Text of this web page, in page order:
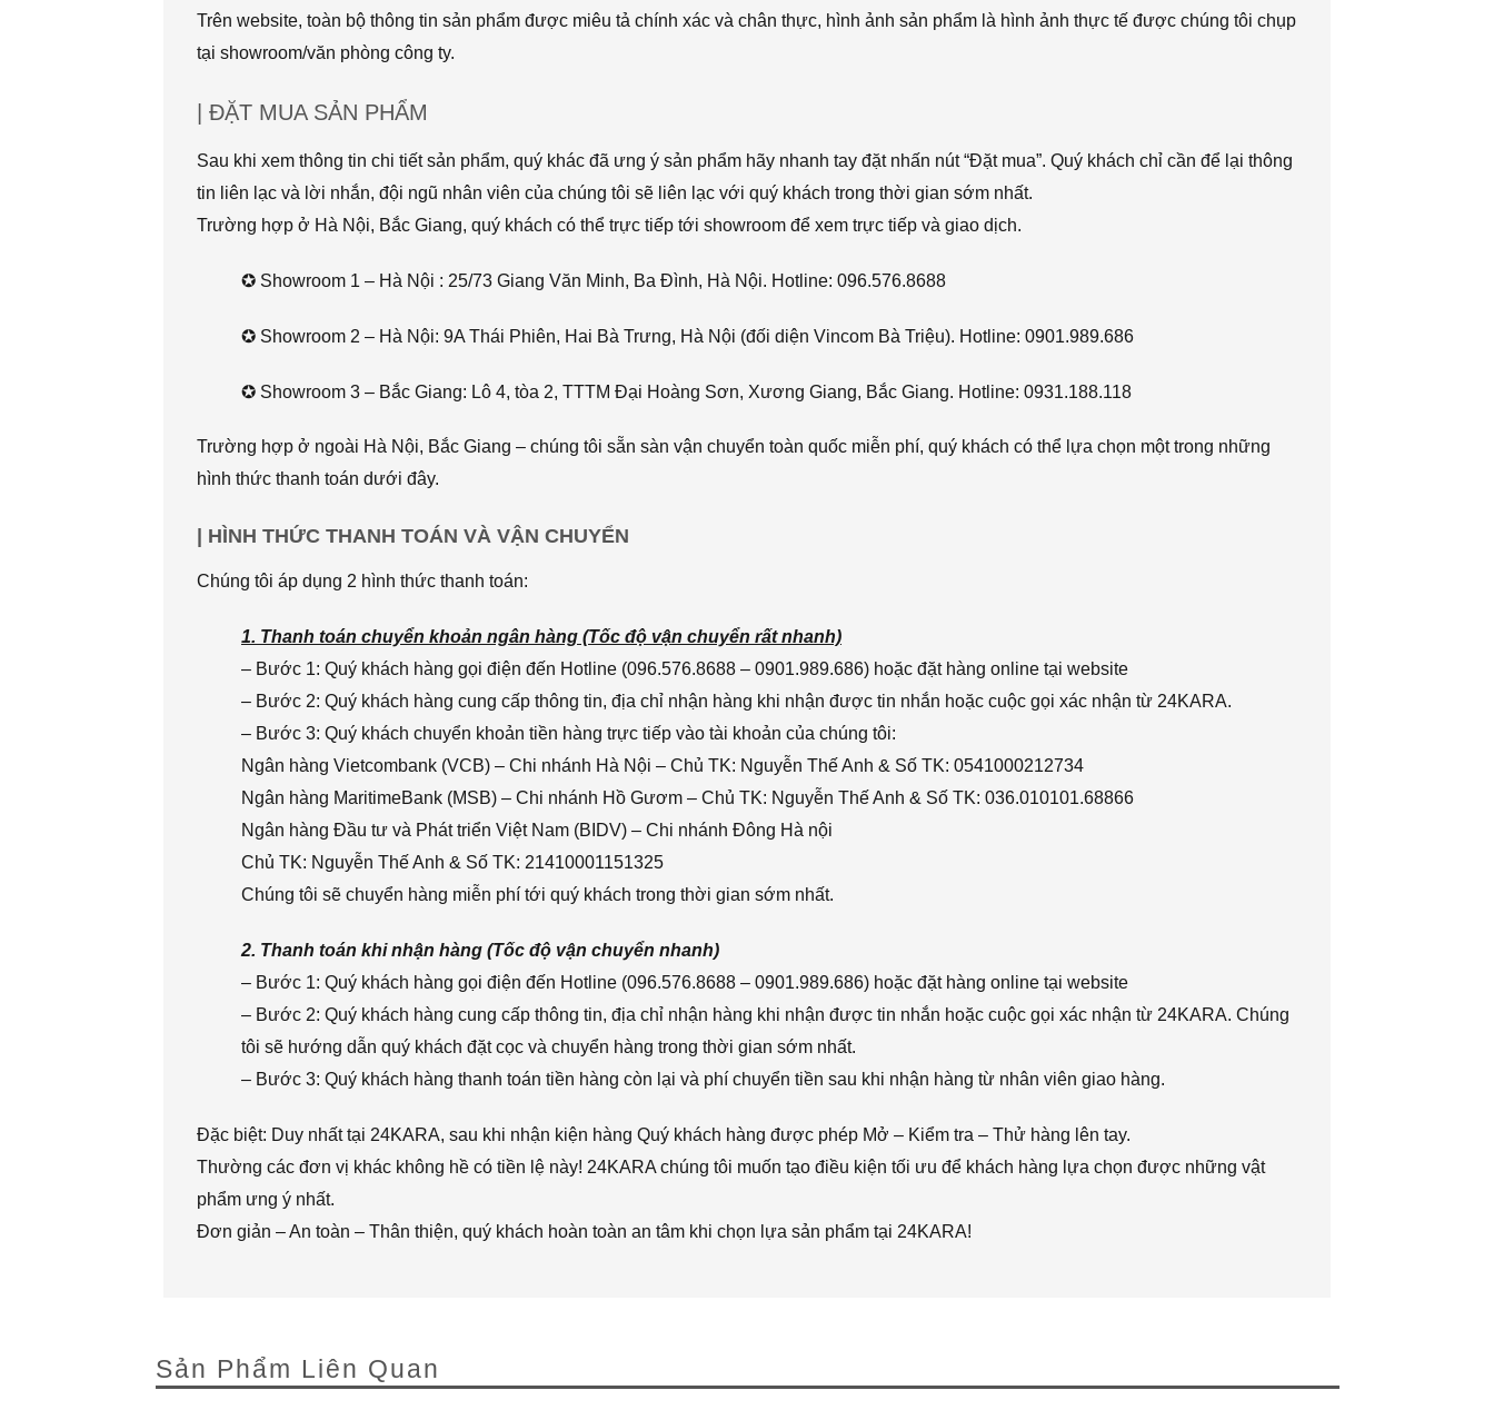
Trên website, toàn bộ thông tin sản phẩm được miêu tả chính xác và chân thực, hình ảnh sản phẩm là hình ảnh thực tế được chúng tôi chụp
tại showroom/văn phòng công ty.
| ĐẶT MUA SẢN PHẨM
Sau khi xem thông tin chi tiết sản phẩm, quý khác đã ưng ý sản phẩm hãy nhanh tay đặt nhấn nút “Đặt mua”. Quý khách chỉ cần để lại thông
tin liên lạc và lời nhắn, đội ngũ nhân viên của chúng tôi sẽ liên lạc với quý khách trong thời gian sớm nhất.
Trường hợp ở Hà Nội, Bắc Giang, quý khách có thể trực tiếp tới showroom để xem trực tiếp và giao dịch.
✪ Showroom 1 – Hà Nội : 25/73 Giang Văn Minh, Ba Đình, Hà Nội. Hotline: 096.576.8688
✪ Showroom 2 – Hà Nội: 9A Thái Phiên, Hai Bà Trưng, Hà Nội (đối diện Vincom Bà Triệu). Hotline: 0901.989.686
✪ Showroom 3 – Bắc Giang: Lô 4, tòa 2, TTTM Đại Hoàng Sơn, Xương Giang, Bắc Giang. Hotline: 0931.188.118
Trường hợp ở ngoài Hà Nội, Bắc Giang – chúng tôi sẵn sàn vận chuyển toàn quốc miễn phí, quý khách có thể lựa chọn một trong những
hình thức thanh toán dưới đây.
| HÌNH THỨC THANH TOÁN VÀ VẬN CHUYỂN
Chúng tôi áp dụng 2 hình thức thanh toán:
1. Thanh toán chuyển khoản ngân hàng (Tốc độ vận chuyển rất nhanh)
– Bước 1: Quý khách hàng gọi điện đến Hotline (096.576.8688 – 0901.989.686) hoặc đặt hàng online tại website
– Bước 2: Quý khách hàng cung cấp thông tin, địa chỉ nhận hàng khi nhận được tin nhắn hoặc cuộc gọi xác nhận từ 24KARA.
– Bước 3: Quý khách chuyển khoản tiền hàng trực tiếp vào tài khoản của chúng tôi:
Ngân hàng Vietcombank (VCB) – Chi nhánh Hà Nội – Chủ TK: Nguyễn Thế Anh & Số TK: 0541000212734
Ngân hàng MaritimeBank (MSB) – Chi nhánh Hồ Gươm – Chủ TK: Nguyễn Thế Anh & Số TK: 036.010101.68866
Ngân hàng Đầu tư và Phát triển Việt Nam (BIDV) – Chi nhánh Đông Hà nội
Chủ TK: Nguyễn Thế Anh & Số TK: 21410001151325
Chúng tôi sẽ chuyển hàng miễn phí tới quý khách trong thời gian sớm nhất.
2. Thanh toán khi nhận hàng (Tốc độ vận chuyển nhanh)
– Bước 1: Quý khách hàng gọi điện đến Hotline (096.576.8688 – 0901.989.686) hoặc đặt hàng online tại website
– Bước 2: Quý khách hàng cung cấp thông tin, địa chỉ nhận hàng khi nhận được tin nhắn hoặc cuộc gọi xác nhận từ 24KARA. Chúng
tôi sẽ hướng dẫn quý khách đặt cọc và chuyển hàng trong thời gian sớm nhất.
– Bước 3: Quý khách hàng thanh toán tiền hàng còn lại và phí chuyển tiền sau khi nhận hàng từ nhân viên giao hàng.
Đặc biệt: Duy nhất tại 24KARA, sau khi nhận kiện hàng Quý khách hàng được phép Mở – Kiểm tra – Thử hàng lên tay.
Thường các đơn vị khác không hề có tiền lệ này! 24KARA chúng tôi muốn tạo điều kiện tối ưu để khách hàng lựa chọn được những vật
phẩm ưng ý nhất.
Đơn giản – An toàn – Thân thiện, quý khách hoàn toàn an tâm khi chọn lựa sản phẩm tại 24KARA!
Sản Phẩm Liên Quan